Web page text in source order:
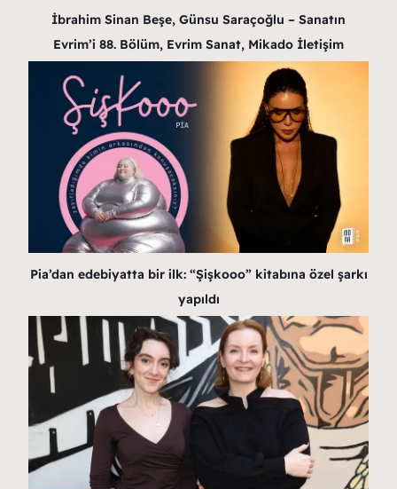
İbrahim Sinan Beşe, Günsu Saraçoğlu – Sanatın
Evrim’i 88. Bölüm, Evrim Sanat, Mikado İletişim
Pia’dan edebiyatta bir ilk: “Şişkooo” kitabına özel şarkı
yapıldı